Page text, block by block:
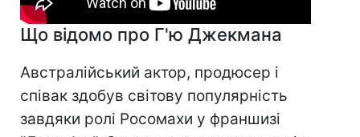
Що відомо про Г'ю Джекмана
Австралійський актор, продюсер і
співак здобув світову популярність
завдяки ролі Росомахи у франшизі